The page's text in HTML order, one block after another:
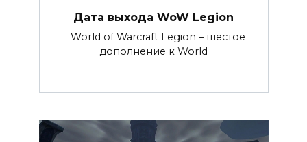
Дата выхода WoW Legion
World of Warcraft Legion – шестое
дополнение к World